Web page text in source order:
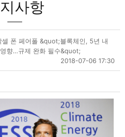
사항
폰 페어폴 &quot;블록체인, 5년 내
향…규제 완화 필수&quot;
2018-07-06 17:30